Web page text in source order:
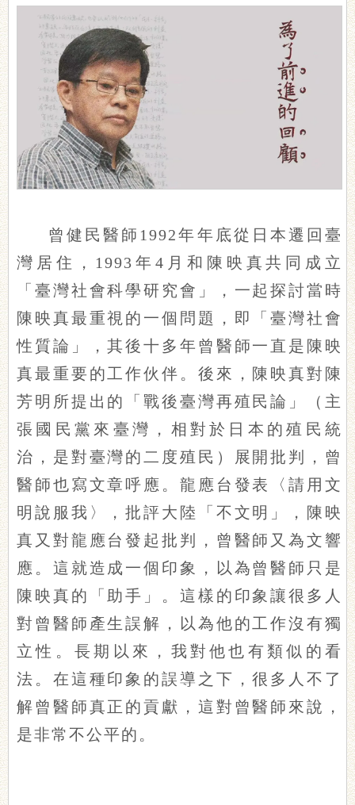
曾健民醫師1992年年底從日本遷回臺
灣居住，1993年4月和陳映真共同成立
「臺灣社會科學研究會」，一起探討當時
陳映真最重視的一個問題，即「臺灣社會
性質論」，其後十多年曾醫師一直是陳映
真最重要的工作伙伴。後來，陳映真對陳
芳明所提出的「戰後臺灣再殖民論」（主
張國民黨來臺灣，相對於日本的殖民統
治，是對臺灣的二度殖民）展開批判，曾
醫師也寫文章呼應。龍應台發表〈請用文
明說服我〉，批評大陸「不文明」，陳映
真又對龍應台發起批判，曾醫師又為文響
應。這就造成一個印象，以為曾醫師只是
陳映真的「助手」。這樣的印象讓很多人
對曾醫師產生誤解，以為他的工作沒有獨
立性。長期以來，我對他也有類似的看
法。在這種印象的誤導之下，很多人不了
解曾醫師真正的貢獻，這對曾醫師來說，
是非常不公平的。